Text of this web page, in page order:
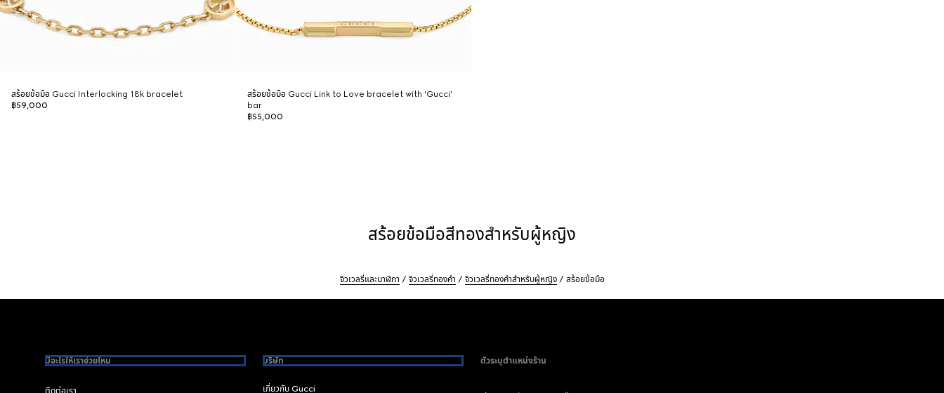
สร้อยข้อมือ Gucci Interlocking 18k bracelet
฿59,000
สร้อยข้อมือ Gucci Link to Love bracelet with 'Gucci'
bar
฿55,000
สร้อยข้อมือสีทองสำหรับผู้หญิง
จิวเวลรี่และนาฬิกา จิวเวลรี่ทองคำ จิวเวลรี่ทองคำสำหรับผู้หญิง สร้อยข้อมือ
มีอะไรให้เราช่วยไหม
ติดต่อเรา
บริษัท
เกี่ยวกับ Gucci
ตัวระบุตำแหน่งร้าน